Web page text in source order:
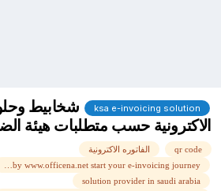
ksa e-invoicing solution
شخابيط
الاكترونية حسب متطلبات هيئة
qr code
الفاتوره الاكترونية
ms access becomes an authorized e-invoicing solution provider in saudi arabia by www.officena.net start your e-invoicing journey
solution provider in saudi arabia